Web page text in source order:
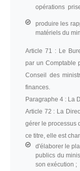
opérations
produire les
matériels du
Article 71 : Le
par un Comptable
Conseil des
finances.
Paragraphe 4 : La
Article 72 : La
gérer le processus
ce titre, elle est
d'élaborer le
publics du
son exécution ;